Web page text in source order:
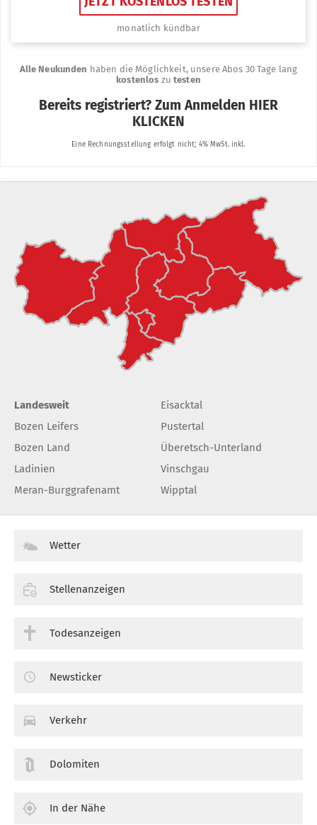
Landesweit
Bozen Leifers
Bozen Land
Ladinien
Meran-Burggrafenamt
Eisacktal
Pustertal
Überetsch-Unterland
Vinschgau
Wipptal
Wetter
Stellenanzeigen
Todesanzeigen
Newsticker
Verkehr
Dolomiten
In der Nähe